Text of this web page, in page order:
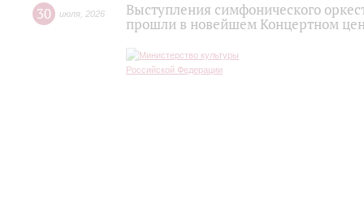
30 июля 2026
Выступления симфонического
прошли в новейшем Концертном